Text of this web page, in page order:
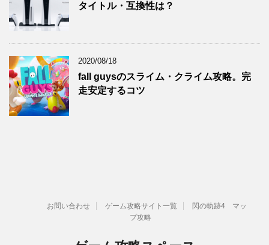
タイトル・互換性は？
2020/08/18
fall guysのスライム・クライム攻略。完
走安定するコツ
お問い合わせ ゲーム攻略サイト一覧
閃の軌跡4 マッ
プ攻略